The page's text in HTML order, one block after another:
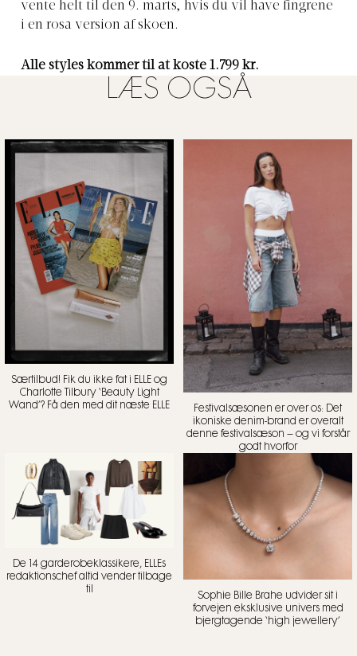
vente helt til den 9. marts, hvis du vil have fingrene
i en rosa version af skoen.
Alle styles kommer til at koste 1.799 kr.
LÆS OGSÅ
Særtilbud! Fik du ikke fat i ELLE og
Charlotte Tilbury ‘Beauty Light
Wand’? Få den med dit næste ELLE
Festivalsæsonen er over os: Det
ikoniske denim-brand er overalt
denne festivalsæson – og vi forstår
godt hvorfor
De 14 garderobeklassikere, ELLEs
redaktionschef altid vender tilbage
til
Sophie Bille Brahe udvider sit i
forvejen eksklusive univers med
bjergtagende ‘high jewellery’